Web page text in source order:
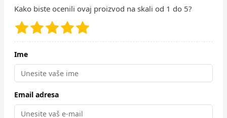
Kako biste ocenili ovaj proizvod na skali od 1 do 5?
Ime
Email adresa